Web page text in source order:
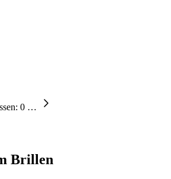
0 …
Brillen